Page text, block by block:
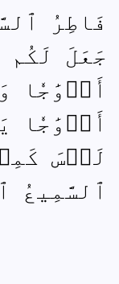
فَاطِرُ
جَعَلَ
أَزۡوَٰجٗا
لَيۡسَ
ٱلسَّمِيعُ